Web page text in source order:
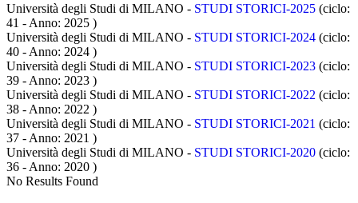
Università degli Studi di MILANO - STUDI STORICI-2025 (ciclo:
41 - Anno: 2025 )
Università degli Studi di MILANO - STUDI STORICI-2024 (ciclo:
40 - Anno: 2024 )
Università degli Studi di MILANO - STUDI STORICI-2023 (ciclo:
39 - Anno: 2023 )
Università degli Studi di MILANO - STUDI STORICI-2022 (ciclo:
38 - Anno: 2022 )
Università degli Studi di MILANO - STUDI STORICI-2021 (ciclo:
37 - Anno: 2021 )
Università degli Studi di MILANO - STUDI STORICI-2020 (ciclo:
36 - Anno: 2020 )
No Results Found